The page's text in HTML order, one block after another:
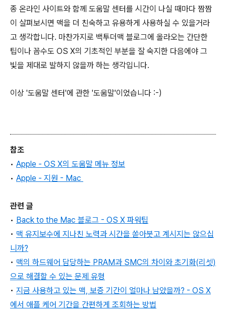
종 온라인 사이트와 함께 도움말 센터를 시간이 나실 때마다 짬짬
이 살펴보시면 맥을 더 친숙하고 유용하게 사용하실 수 있을거라
고 생각합니다. 마찬가지로 백투더맥 블로그에 올라오는 간단한
팁이나 꼼수도 OS X의 기초적인 부분을 잘 숙지한 다음에야 그
빛을 제대로 발하지 않을까 하는 생각입니다.
이상 '도움말 센터'에 관한 '도움말'이었습니다 :-)
참조
• Apple - OS X의 도움말 메뉴 정보
• Apple - 지원 - Mac
관련 글
• Back to the Mac 블로그 - OS X 파워팁
• 맥 유지보수에 지나친 노력과 시간을 쏟아붓고 계시지는 않으십
니까?
• 맥의 하드웨어 담당하는 PRAM과 SMC의 차이와 초기화(리셋)
으로 해결할 수 있는 문제 유형
• 지금 사용하고 있는 맥, 보증 기간이 얼마나 남았을까? - OS X
에서 애플 케어 기간을 간편하게 조회하는 방법